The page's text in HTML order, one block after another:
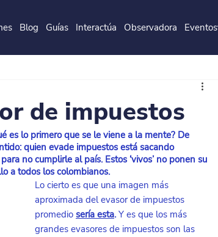
Blog Guías Interactúa Observadora Eventos
de impuestos
es lo primero que se le viene a la mente? De
quien evade impuestos está sacando
no cumplirle al país. Estos ‘vivos’ no ponen su
a todos los colombianos.
Lo cierto es que una imagen más
aproximada del evasor de impuestos
promedio sería esta. Y es que los más
grandes evasores de impuestos son las